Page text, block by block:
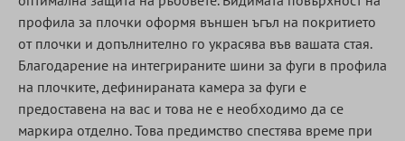
профила за плочки оформя външен ъгъл на покритието
от плочки и допълнително го украсява във вашата стая.
Благодарение на интегрираните шини за фуги в профила
на плочките, дефинираната камера за фуги е
предоставена на вас и това не е необходимо да се
маркира отделно. Това предимство спестява време при